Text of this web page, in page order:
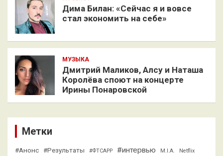
Дима Билан: «Сейчас я и вовсе
стал экономить на себе»
МУЗЫКА
Дмитрий Маликов, Алсу и Наташа
Королёва споют на концерте
Ирины Понаровской
Метки
#Анонс #Результаты #ФТСАРР #интервью M.I.A. Netflix